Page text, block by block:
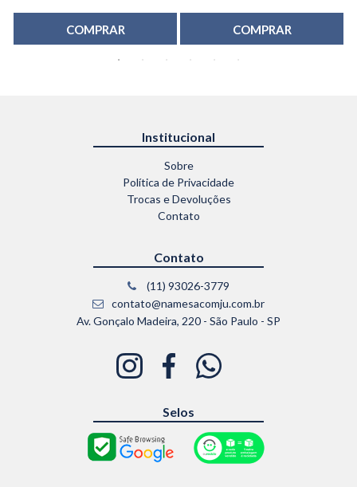
COMPRAR COMPRAR
Institucional
Sobre
Política de Privacidade
Trocas e Devoluções
Contato
Contato
(11) 93026-3779
contato@namesacomju.com.br
Av. Gonçalo Madeira, 220 - São Paulo - SP
Selos